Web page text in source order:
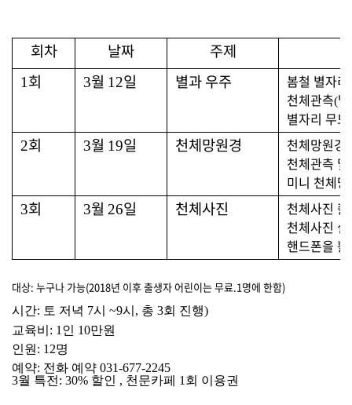
회차 날짜 주제
1 회 3월 12일 별과 우주
봄철 별자
천체관측(달
별자리 무드
2회 3월 19일 천체망원경
천체망원경
천체관측
미니 천체
3회 3월 26일 천체사진
천체사진
천체사진
핸드폰을
대상: 누구나 가능(2018년 이후 출생자 어린이는 무료.1명에 한함)
시간: 토 저녁 7시 ~9시 , 총 3회 진행)
교육비 : 1 인 10만원
인원 : 12명
예약: 전화 예약 031-677-2245
3월 특전 : 30% 할인 , 천문카페 1 회 이용권